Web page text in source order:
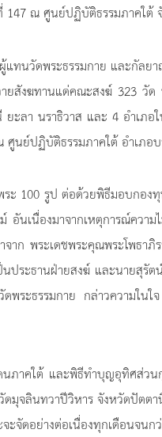
ณ ศูนย์ปฏิบัติธรรมภาคใต้
แทนวัดพระธรรมกาย และกัล
ยสังฆทานแด่คณะสงฆ์ 323 วั
ะลา นราธิวาส และ 4 อำเภ
นย์ปฏิบัติธรรมภาคใต้ อำเภอบ
ะ 100 รูป ต่อด้วยพิธีมอบกอง
เนื่องมาจากเหตุการณ์ควา
าก พระเดชพระคุณพระโพธา
นประธานฝ่ายสงฆ์ และนายสุรั
ระธรรมกาย กล่าวความในใ
าคใต้ และพิธีทำบุญอุทิศส่วน
มุจลินทวาปีวิหาร จังหวัดปัต
จัดอย่างต่อเนื่องทุกเดือนจน